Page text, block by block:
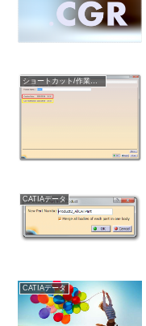
CATIAデータ
CATIAデータ